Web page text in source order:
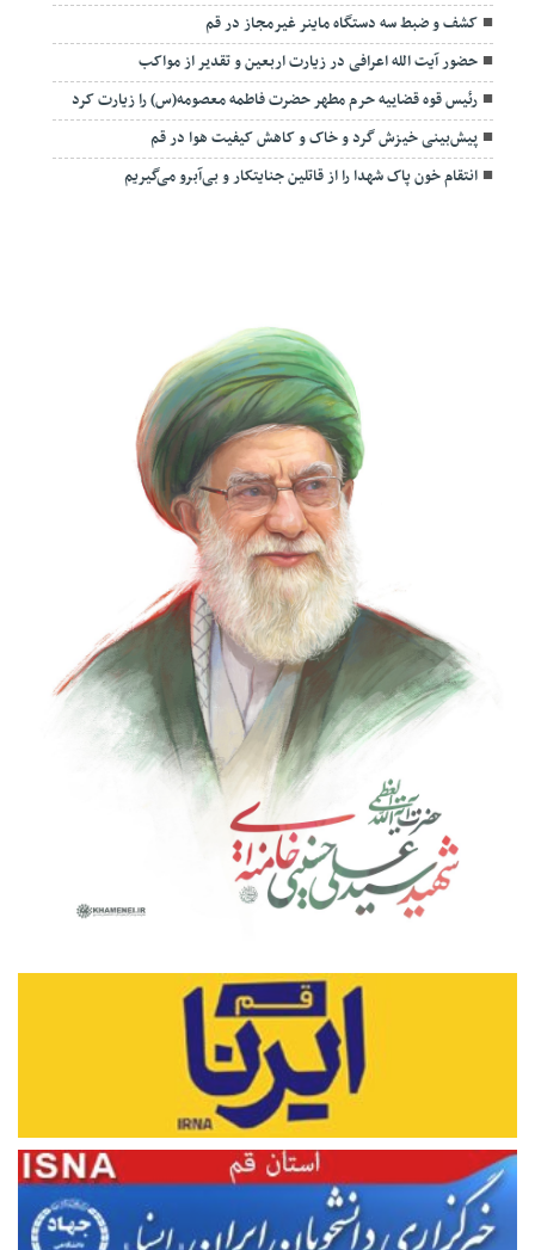
کشف و ضبط سه دستگاه ماینر غیرمجاز در قم
حضور آیت الله اعرافی در زیارت اربعین و تقدیر از مواکب
رئیس قوه قضاییه حرم مطهر حضرت فاطمه معصومه(س) را زیارت کرد
پیش‌بینی خیزش گرد و خاک و کاهش کیفیت هوا در قم
انتقام خون پاک شهدا را از قاتلین جنایتکار و بی‌آبرو می‌گیریم